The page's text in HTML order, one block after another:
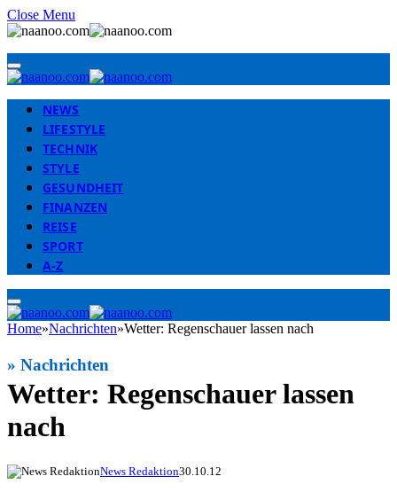
Close Menu
NEWS
LIFESTYLE
TECHNIK
STYLE
GESUNDHEIT
FINANZEN
REISE
SPORT
A-Z
Home»Nachrichten»Wetter: Regenschauer lassen nach
Wetter: Regenschauer lassen
nach
» Nachrichten
News Redaktion30.10.12